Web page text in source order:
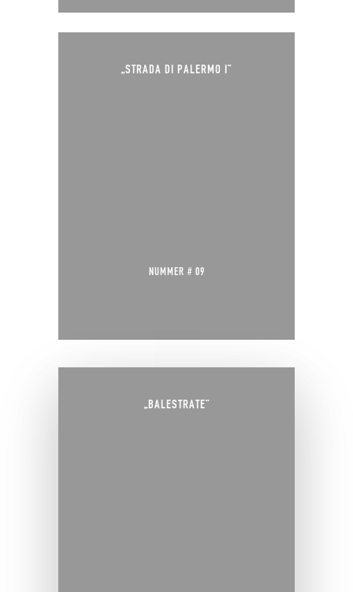
„STRADA DI PALERMO I“
NUMMER # 09
„BALESTRATE“